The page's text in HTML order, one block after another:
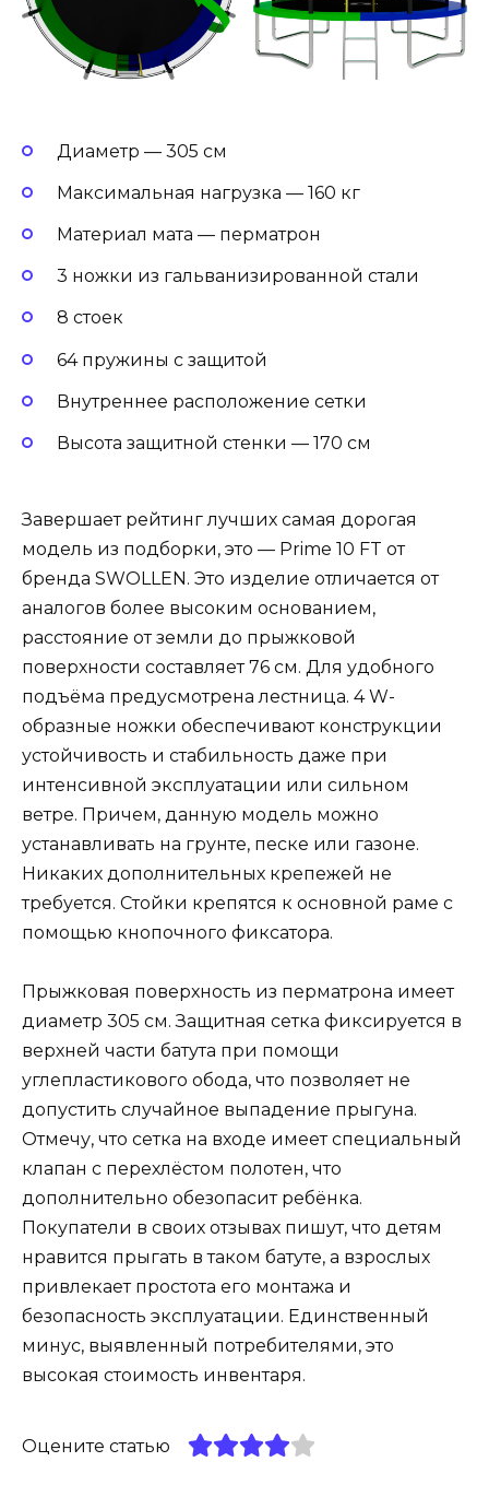
Диаметр — 305 см
Максимальная нагрузка — 160 кг
Материал мата — перматрон
3 ножки из гальванизированной стали
8 стоек
64 пружины с защитой
Внутреннее расположение сетки
Высота защитной стенки — 170 см
Завершает рейтинг лучших самая дорогая
модель из подборки, это — Prime 10 FT от
бренда SWOLLEN. Это изделие отличается от
аналогов более высоким основанием,
расстояние от земли до прыжковой
поверхности составляет 76 см. Для удобного
подъёма предусмотрена лестница. 4 W-
образные ножки обеспечивают конструкции
устойчивость и стабильность даже при
интенсивной эксплуатации или сильном
ветре. Причем, данную модель можно
устанавливать на грунте, песке или газоне.
Никаких дополнительных крепежей не
требуется. Стойки крепятся к основной раме с
помощью кнопочного фиксатора.
Прыжковая поверхность из перматрона имеет
диаметр 305 см. Защитная сетка фиксируется в
верхней части батута при помощи
углепластикового обода, что позволяет не
допустить случайное выпадение прыгуна.
Отмечу, что сетка на входе имеет специальный
клапан с перехлёстом полотен, что
дополнительно обезопасит ребёнка.
Покупатели в своих отзывах пишут, что детям
нравится прыгать в таком батуте, а взрослых
привлекает простота его монтажа и
безопасность эксплуатации. Единственный
минус, выявленный потребителями, это
высокая стоимость инвентаря.
Оцените статью